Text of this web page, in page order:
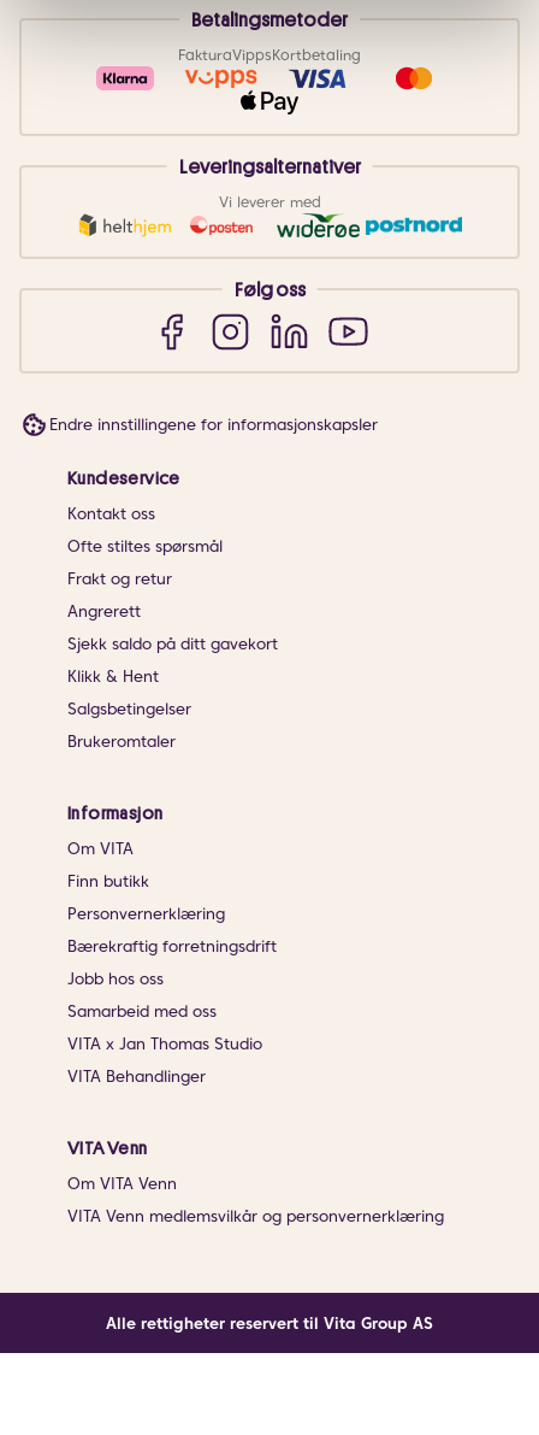
Betalingsmetoder
FakturaVippsKortbetaling
Leveringsalternativer
Vi leverer med
Følg oss
Endre innstillingene for informasjonskapsler
Kundeservice
Kontakt oss
Ofte stiltes spørsmål
Frakt og retur
Angrerett
Sjekk saldo på ditt gavekort
Klikk & Hent
Salgsbetingelser
Brukeromtaler
Informasjon
Om VITA
Finn butikk
Personvernerklæring
Bærekraftig forretningsdrift
Jobb hos oss
Samarbeid med oss
VITA x Jan Thomas Studio
VITA Behandlinger
VITA Venn
Om VITA Venn
VITA Venn medlemsvilkår og personvernerklæring
Alle rettigheter reservert til Vita Group AS